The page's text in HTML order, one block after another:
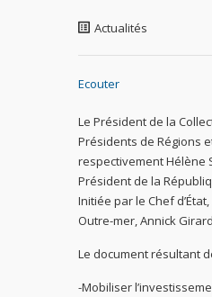
Actualités
Ecouter
Le Président de la
Présidents de Régions
respectivement Hélène
Président de la
Initiée par le Chef
Outre-mer, Annick
Le document résultant
-Mobiliser